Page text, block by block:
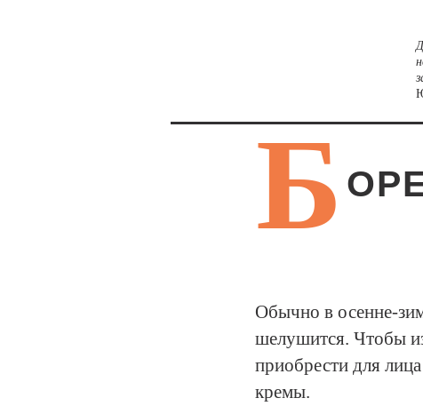
Б
Обычно в осенне-
шелушится. Чтобы
приобрести для
кремы.